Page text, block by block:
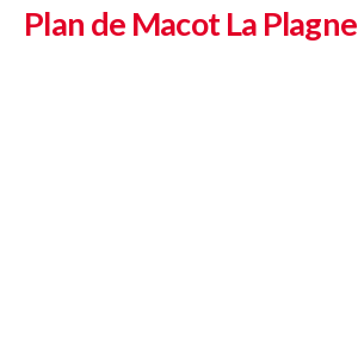
Plan de Macot La Plagne